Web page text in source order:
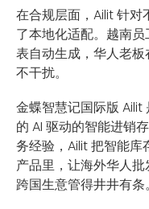
在合规层面，Ailit 针
了本地化适配。越南
表自动生成，华人老
不干扰。
金蝶智慧记国际版 Ailit
的 AI 驱动的智能进销
务经验，Ailit 把智能库
产品里，让海外华人
跨国生意管得井井有条。